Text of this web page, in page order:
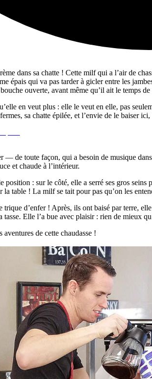
dans sa chatte ! Cette milf qui a l’air de
épais qui va pas tarder à gicler entre les
ouverte, avant même qu’il ait le temps
en veut plus : elle le veut en elle, pas
sa chatte épilée, et l’envie de le baiser
— de toute façon, qui a besoin de musique
et chaude à l’intérieur.
position : sur le côté, elle a serré ses gros
table ! La milf se tait pour pas qu’on les
d’enfer ! Après, ils ont baisé par terre,
Elle l’a bue avec plaisir : rien de mieux
de cette chaudasse !